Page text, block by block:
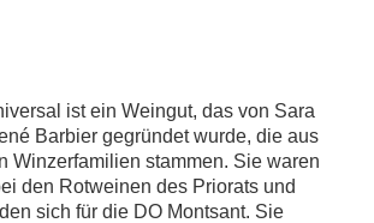
ist ein Weingut, das von Sara
Barbier gegründet wurde, die aus
Winzerfamilien stammen. Sie waren
den Rotweinen des Priorats und
sich für die DO Montsant. Sie